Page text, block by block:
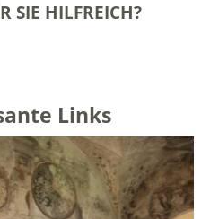
SIE HILFREICH?
Links